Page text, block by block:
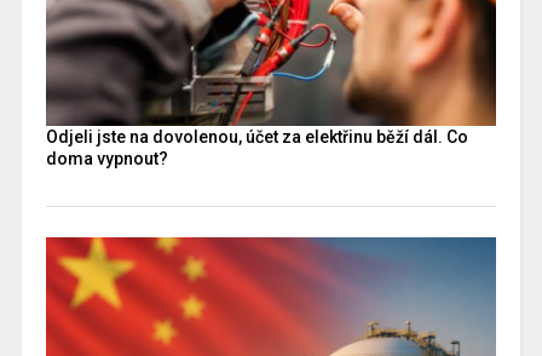
Odjeli jste na dovolenou, účet za elektřinu běží dál. Co
doma vypnout?